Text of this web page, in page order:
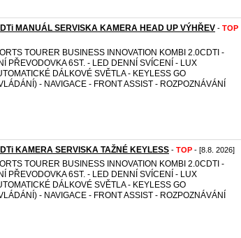
MANUÁL SERVISKA KAMERA HEAD UP VÝHŘEV - TOP
TOURER BUSINESS INNOVATION KOMBI 2.0CDTI -
PŘEVODOVKA 6ST. - LED DENNÍ SVÍCENÍ - LUX
DÁLKOVÉ SVĚTLA - KEYLESS GO
- NAVIGACE - FRONT ASSIST - ROZPOZNÁVÁNÍ
KAMERA SERVISKA TAŽNÉ KEYLESS - TOP - [8.8. 2026]
TOURER BUSINESS INNOVATION KOMBI 2.0CDTI -
PŘEVODOVKA 6ST. - LED DENNÍ SVÍCENÍ - LUX
DÁLKOVÉ SVĚTLA - KEYLESS GO
- NAVIGACE - FRONT ASSIST - ROZPOZNÁVÁNÍ